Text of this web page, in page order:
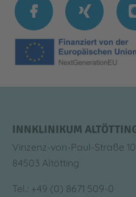
INNKLINIKUM
Vinzenz-von-Paul-Straße 10
84503 Altötting
Tel.: +49 (0) 8671 509-0